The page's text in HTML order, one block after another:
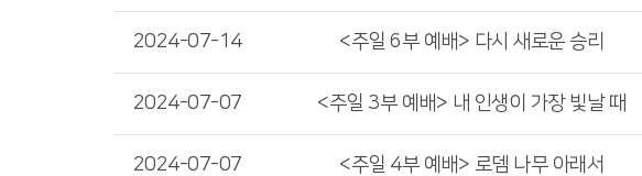
2024-07-14 <주일 6부 예배> 다시 새로운 승리
2024-07-07 <주일 3부 예배> 내 인생이 가장 빛날 때
2024-07-07 <주일 4부 예배> 로뎀 나무 아래서